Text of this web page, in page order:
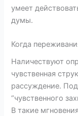
умеет
думы.
Когда
Наличествуют
чувственная
рассуждение.
“чувственного
В такие